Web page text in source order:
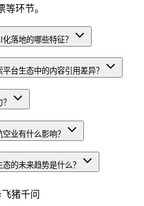
环节。
落地的哪些特征？
台生态中的内容引用差异？
业有什么影响？
的未来趋势是什么？
飞猪千问